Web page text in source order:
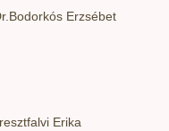
Erzsébet
Erika